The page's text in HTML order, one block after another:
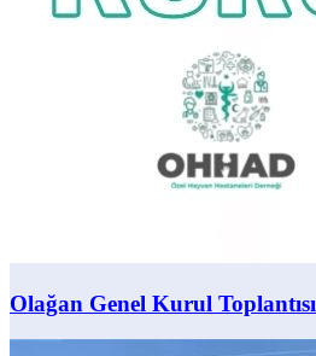
Olağan Genel Kurul Toplantısı